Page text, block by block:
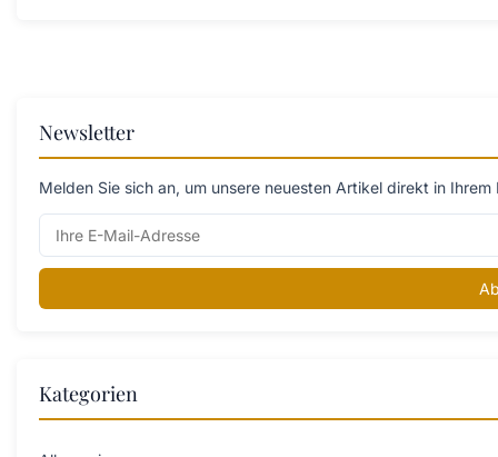
Newsletter
Melden Sie sich an, um unsere neuesten Artikel direkt in
Kategorien